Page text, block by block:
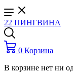
22 ПИНГВИНА
0 Корзина
В корзине нет ни